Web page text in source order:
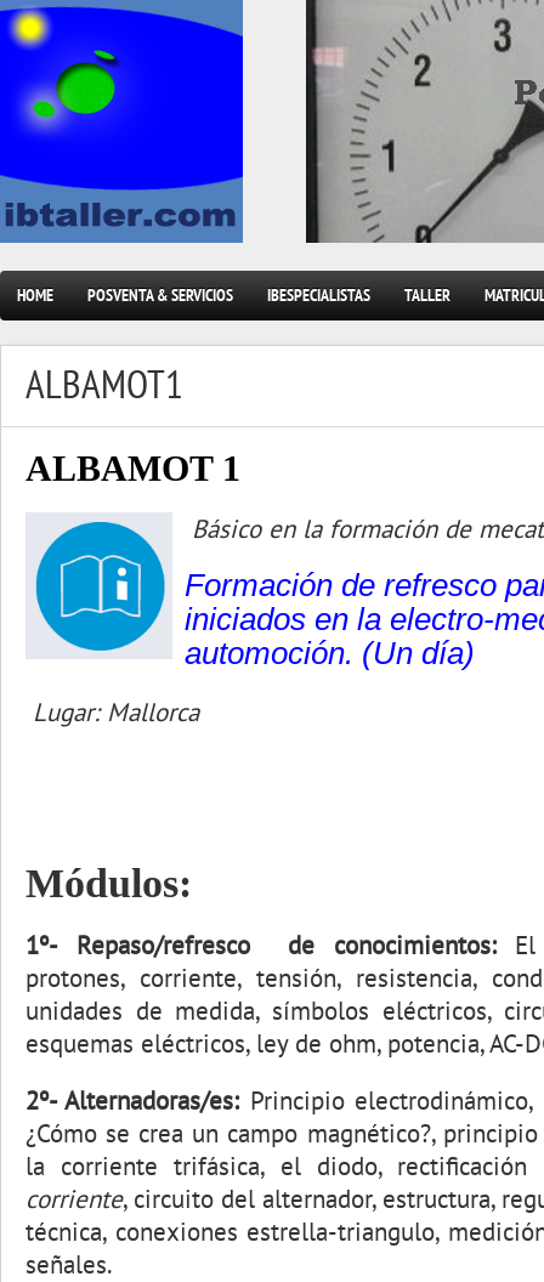
HOME POSVENTA & SERVICIOS IBESPECIALISTAS TALLER
ALBAMOT1
ALBAMOT 1
Básico en la formación de
Formación de refresco
iniciados en la electro-
automoción. (Un día)
Lugar: Mallorca
Módulos:
1º- Repaso/refresco de conocimientos:El
protones, corriente, tensión, resistencia,
unidades de medida, símbolos eléctricos,
esquemas eléctricos, ley de ohm, potencia, AC-
2º- Alternadoras/es:Principio electrodinámico,
¿Cómo se crea un campo magnético?,
la corriente trifásica, el diodo,
corriente, circuito del alternador, estructura,
técnica, conexiones estrella-triangulo,
señales.